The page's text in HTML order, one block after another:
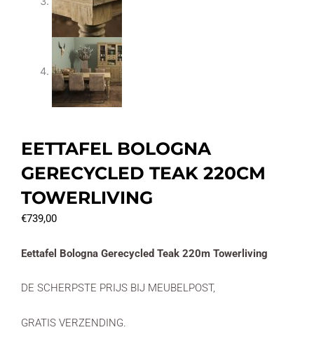
EETTAFEL BOLOGNA
GERECYCLED TEAK 220CM
TOWERLIVING
€739,00
Eettafel Bologna Gerecycled Teak 220m Towerliving
DE SCHERPSTE PRIJS BIJ MEUBELPOST,
GRATIS VERZENDING.